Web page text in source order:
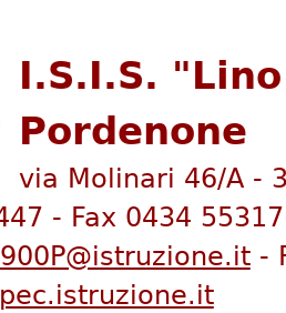
I.S.I.S.
Pordenone
via Molinari 46/A -
- Fax 0434
-